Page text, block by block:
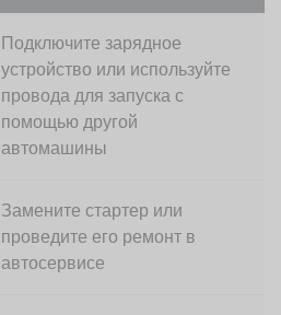
Подключите зарядное
устройство или используйте
провода для запуска с
помощью другой
автомашины
Замените стартер или
проведите его ремонт в
автосервисе